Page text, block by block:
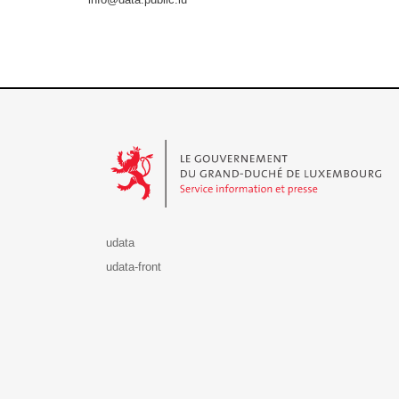
udata
udata-front